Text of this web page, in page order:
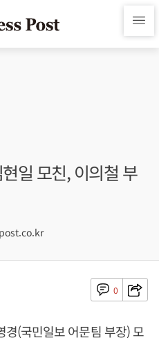
일 모친, 이의철 부
0
(국민일보 어문팀 부장) 모